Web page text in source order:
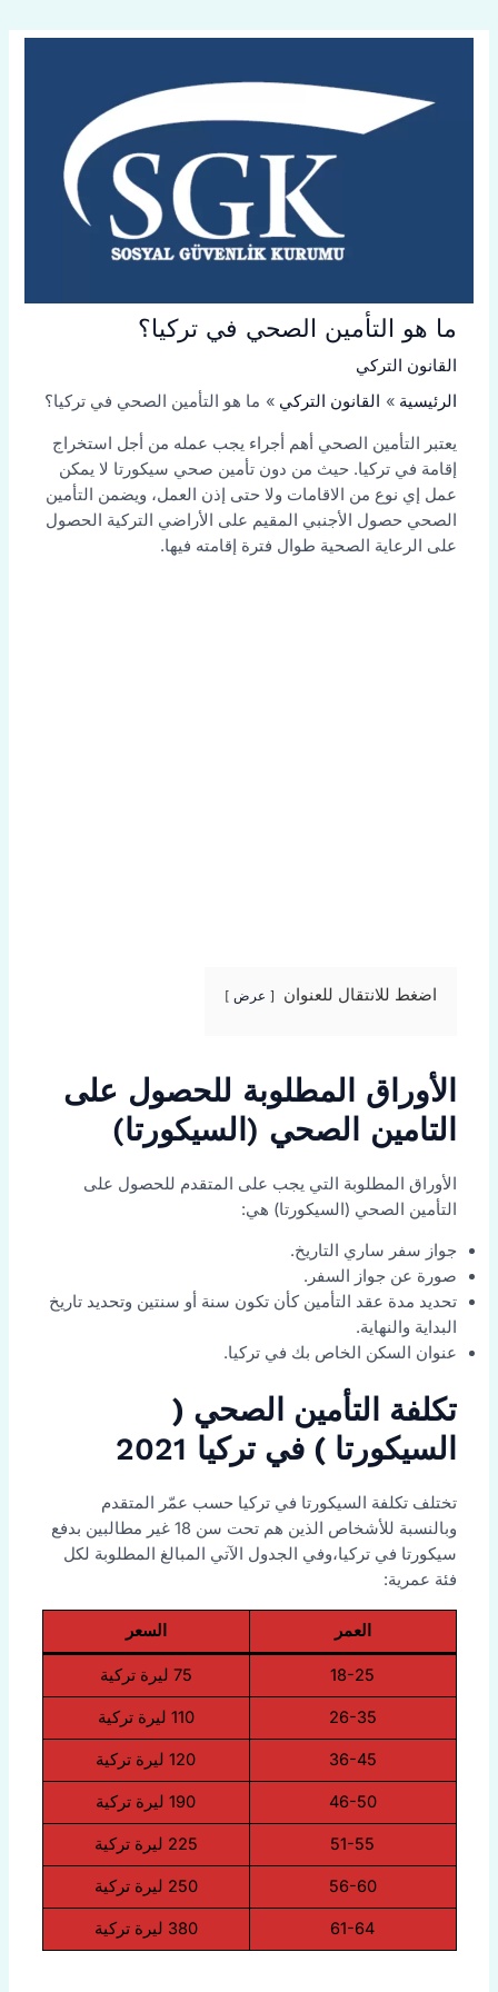
ما هو التأمين الصحي في تركيا؟
القانون التركي
الرئيسية
القانون التركي ما هو التأمين الصحي في تركيا؟
يعتبر التأمين الصحي أهم أجراء يجب عمله من أجل استخراج
إقامة في تركيا. حيث من دون تأمين صحي سيكورتا لا يمكن
عمل إي نوع من الاقامات ولا حتى إذن العمل، ويضمن التأمين
الصحي حصول الأجنبي المقيم على الأراضي التركية الحصول
على الرعاية الصحية طوال فترة إقامته فيها.
اضغط للانتقال للعنوان عرض
الأوراق المطلوبة للحصول على
التامين الصحي (السيكورتا)
الأوراق المطلوبة التي يجب على المتقدم للحصول على
التأمين الصحي (السيكورتا) هي:
جواز سفر ساري التاريخ.
صورة عن جواز السفر.
تحديد مدة عقد التأمين كأن تكون سنة أو سنتين وتحديد تاريخ
البداية والنهاية.
عنوان السكن الخاص بك في تركيا.
تكلفة التأمين الصحي (
السيكورتا ) في تركيا
تختلف تكلفة السيكورتا في تركيا حسب عمّر المتقدم
وبالنسبة للأشخاص الذين هم تحت سن 18 غير مطالبين بدفع
سيكورتا في تركيا،وفي الجدول الآتي المبالغ المطلوبة لكل
فئة عمرية:
العمر السعر
18-25 75 ليرة تركية
26-35 110 ليرة تركية
36-45 120 ليرة تركية
46-50 190 ليرة تركية
51-55 225 ليرة تركية
56-60 250 ليرة تركية
61-64 380 ليرة تركية